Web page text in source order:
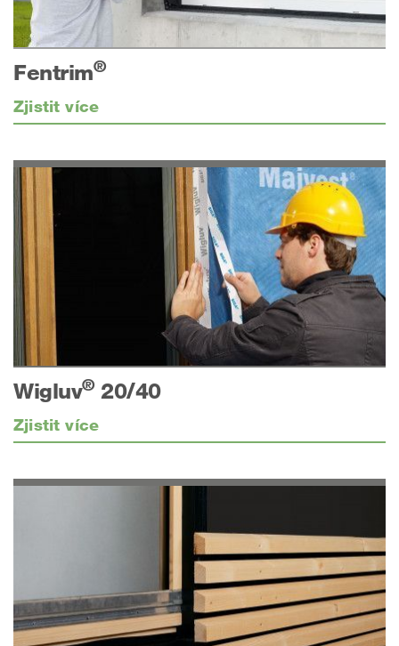
Fentrim®
Zjistit více
Wigluv®20/40
Zjistit více